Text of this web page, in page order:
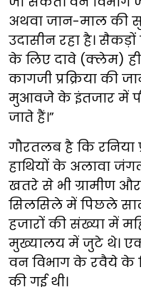
अथवा जान-माल की
उदासीन रहा है।
के लिए दावे (क्लेम)
कागजी प्रक्रिया की
मुआवजे के इंतजार में
जाते हैं।”
गौरतलब है कि
हाथियों के अलावा
खतरे से भी ग्रामीण
सिलसिले में पिछले
हजारों की संख्या में
मुख्यालय में जुटे थे।
वन विभाग के रवैये के
की गई थी।